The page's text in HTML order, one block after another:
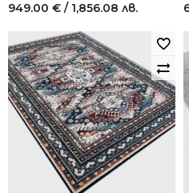
949.00 € / 1,856.08 лв.